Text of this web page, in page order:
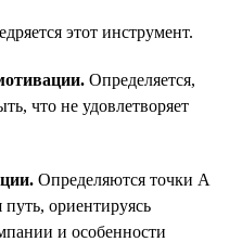
этот инструмент.
Определяется,
что не удовлетворяет
Определяются точки А
ориентируясь
и особенности